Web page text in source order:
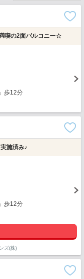
喫の2面バルコニー☆
歩12分
施済み♪
歩12分
ズ(株)